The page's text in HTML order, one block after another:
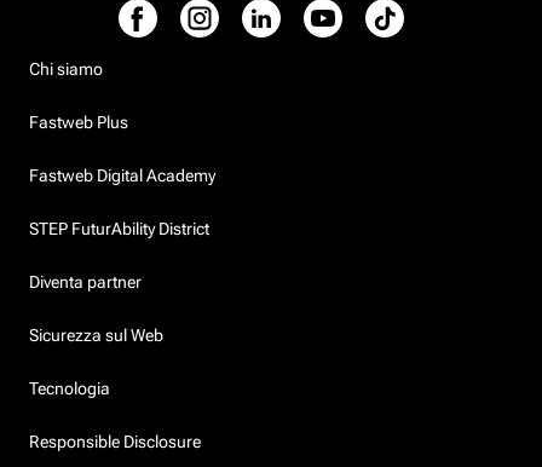
Chi siamo
Fastweb Plus
Fastweb Digital Academy
STEP FuturAbility District
Diventa partner
Sicurezza sul Web
Tecnologia
Responsible Disclosure